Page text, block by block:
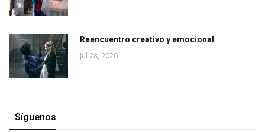
Reencuentro creativo y emocional
Jul 28, 2026
Síguenos